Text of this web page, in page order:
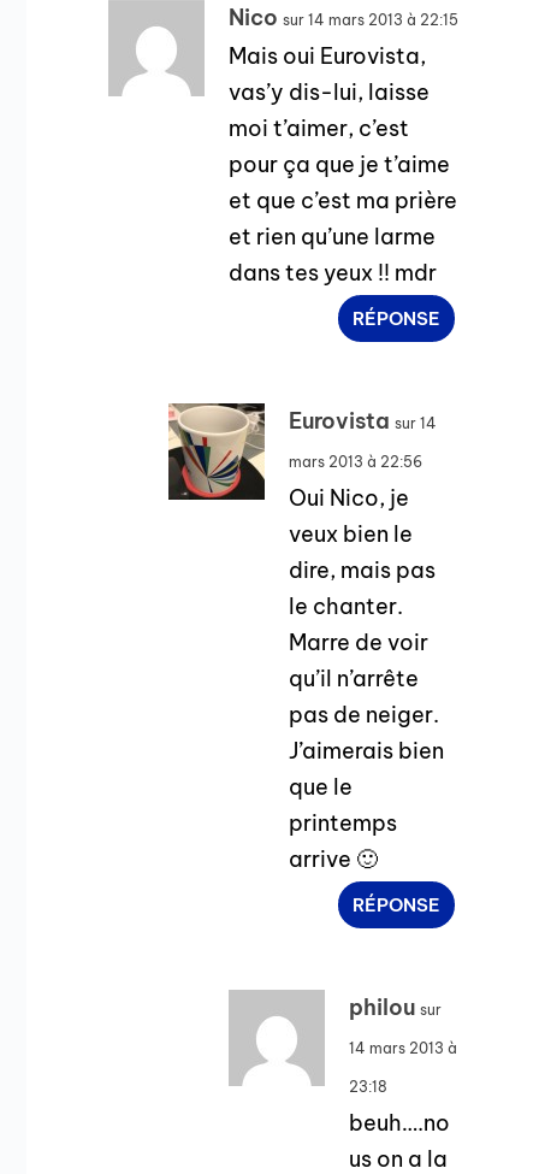
Nico sur 14 mars 2013 à 22:15
Mais oui Eurovista,
vas’y dis-lui, laisse
moi t’aimer, c’est
pour ça que je t’aime
et que c’est ma prière
et rien qu’une larme
dans tes yeux !! mdr
RÉPONSE
Eurovista sur 14
mars 2013 à 22:56
Oui Nico, je
veux bien le
dire, mais pas
le chanter.
Marre de voir
qu’il n’arrête
pas de neiger.
J’aimerais bien
que le
printemps
arrive 🙂
RÉPONSE
philou sur
14 mars 2013 à
23:18
beuh….no
us on a la